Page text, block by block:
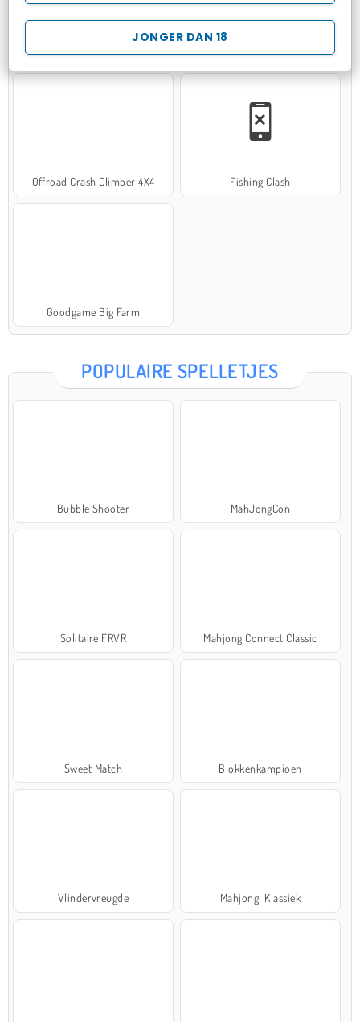
JONGER DAN 18
Hospital Surgeon Doctor Game Potion Sort
Offroad Crash Climber 4X4 Fishing Clash
Goodgame Big Farm
POPULAIRE SPELLETJES
Bubble Shooter MahJongCon
Solitaire FRVR Mahjong Connect Classic
Sweet Match Blokkenkampioen
Vlindervreugde Mahjong: Klassiek